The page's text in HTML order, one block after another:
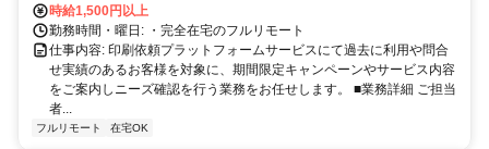
時給1,500円以上
勤務時間・曜日: ・完全在宅のフルリモート
仕事内容: 印刷依頼プラットフォームサービスにて過去に利用や問合
せ実績のあるお客様を対象に、期間限定キャンペーンやサービス内容
をご案内しニーズ確認を行う業務をお任せします。 ■業務詳細 ご担当
者...
フルリモート 在宅OK